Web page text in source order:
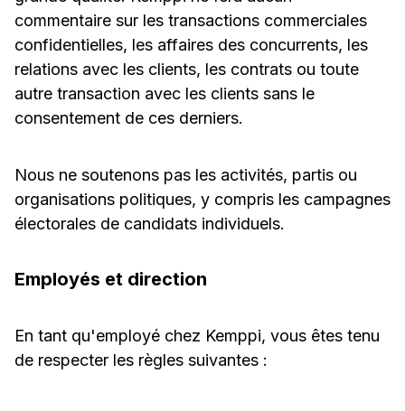
commentaire sur les transactions commerciales
confidentielles, les affaires des concurrents, les
relations avec les clients, les contrats ou toute
autre transaction avec les clients sans le
consentement de ces derniers.
Nous ne soutenons pas les activités, partis ou
organisations politiques, y compris les campagnes
électorales de candidats individuels.
Employés et direction
En tant qu'employé chez Kemppi, vous êtes tenu
de respecter les règles suivantes :